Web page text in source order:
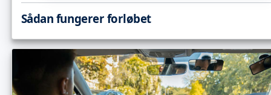
Sådan fungerer forløbet